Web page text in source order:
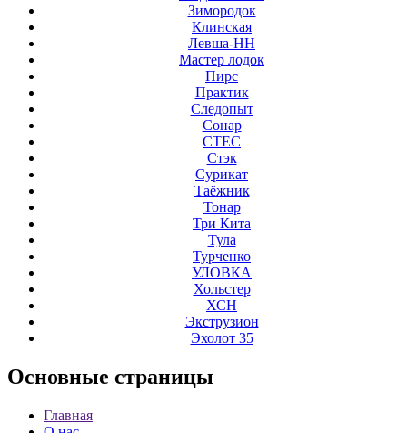
Зимородок
Клинская
Левша-НН
Мастер лодок
Пирс
Практик
Следопыт
Сонар
СТЕС
Стэк
Сурикат
Таёжник
Тонар
Три Кита
Тула
Турченко
УЛОВКА
Хольстер
ХСН
Экструзион
Эхолот 35
Основные страницы
Главная